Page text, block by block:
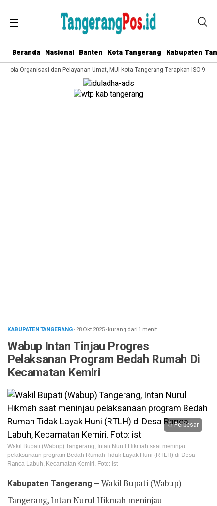
Beranda Nasional Banten Kota Tangerang Kabupaten
Organisasi dan Pelayanan Umat, MUI Kota Tangerang Terapkan ISO
KABUPATEN TANGERANG· 28 Okt 2025· kurang dari 1 menit
Wabup Intan Tinjau Progres
Pelaksanan Program Bedah Rumah Di
Kecamatan Kemiri
Perbesar
Wakil Bupati (Wabup) Tangerang, Intan Nurul Hikmah saat meninjau
pelaksanaan program Bedah Rumah Tidak Layak Huni (RTLH) di Desa
Ranca Labuh, Kecamatan Kemiri. Foto: ist
Kabupaten Tangerang – Wakil Bupati (Wabup)
Tangerang, Intan Nurul Hikmah meninjau